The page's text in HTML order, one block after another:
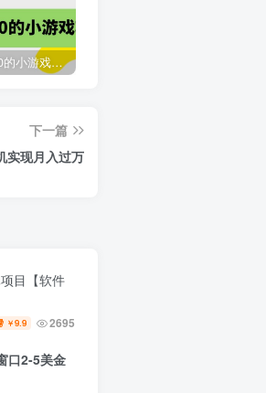
收费12900的小游戏项目，单机收益30+，独家养号方法
下一篇
实现月入过万
目【软件
￥9.9 2695
口2-5美金